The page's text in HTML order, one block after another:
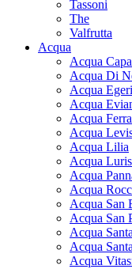
Tassoni
The
Valfrutta
Acqua
Acqua
Acqua Di
Acqua
Acqua
Acqua
Acqua
Acqua Lilia
Acqua
Acqua
Acqua
Acqua San
Acqua San
Acqua
Acqua
Acqua